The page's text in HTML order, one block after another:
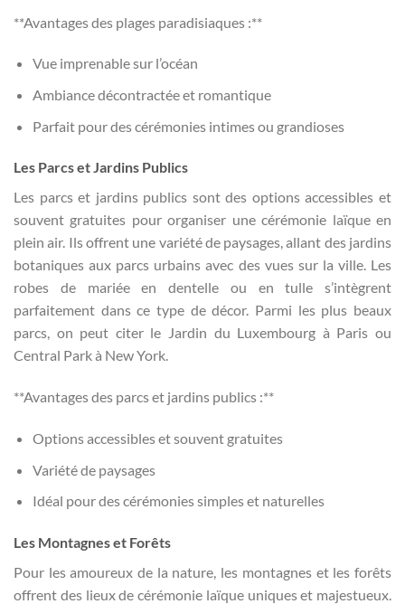
**Avantages des plages paradisiaques :**
Vue imprenable sur l’océan
Ambiance décontractée et romantique
Parfait pour des cérémonies intimes ou grandioses
Les Parcs et Jardins Publics
Les parcs et jardins publics sont des options accessibles et
souvent gratuites pour organiser une cérémonie laïque en
plein air. Ils offrent une variété de paysages, allant des jardins
botaniques aux parcs urbains avec des vues sur la ville. Les
robes de mariée en dentelle ou en tulle s’intègrent
parfaitement dans ce type de décor. Parmi les plus beaux
parcs, on peut citer le Jardin du Luxembourg à Paris ou
Central Park à New York.
**Avantages des parcs et jardins publics :**
Options accessibles et souvent gratuites
Variété de paysages
Idéal pour des cérémonies simples et naturelles
Les Montagnes et Forêts
Pour les amoureux de la nature, les montagnes et les forêts
offrent des lieux de cérémonie laïque uniques et majestueux.